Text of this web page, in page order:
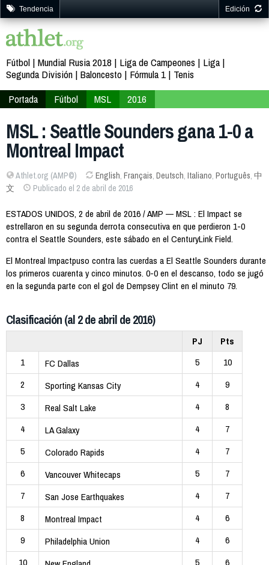
Tendencia Edición
Fútbol Mundial Rusia 2018 Liga de Campeones
Liga
Segunda División Baloncesto Fórmula 1
Tenis
Portada
Fútbol MSL 2016
MSL : Seattle Sounders gana 1-0 a
Montreal Impact
Athlet.org (AMP©) English, Français, Deutsch, Italiano, Português, 中
文
Publicado el 2 de abril de 2016
ESTADOS UNIDOS, 2 de abril de 2016 / AMP — MSL : El Impact se
estrellaron en su segunda derrota consecutiva en que perdieron 1-0
contra el Seattle Sounders, este sábado en el CenturyLink Field.
El Montreal Impactpuso contra las cuerdas a El Seattle Sounders durante
los primeros cuarenta y cinco minutos. 0-0 en el descanso, todo se jugó
en la segunda parte con el gol de Dempsey Clint en el minuto 79.
Clasificación (al 2 de abril de 2016)
PJ
Pts
1
FC Dallas 5
10
2
Sporting Kansas City 4
9
3
Real Salt Lake 4
8
4
LA Galaxy 4
7
5
Colorado Rapids 4
7
6
Vancouver Whitecaps 5
7
7
San Jose Earthquakes 4
7
8
Montreal Impact 4
6
9
Philadelphia Union 4
6
10
5
6